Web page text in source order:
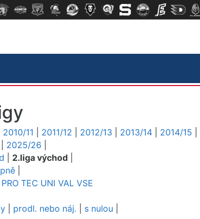
2010/11 2011/12 2012/13 2013/14 2014/15
2025/26
2.liga východ
PRO TEC UNI VAL VSE
prodl. nebo náj. s nulou